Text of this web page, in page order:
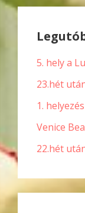
5. hely a
23.hét
1.
Venice
22.hét